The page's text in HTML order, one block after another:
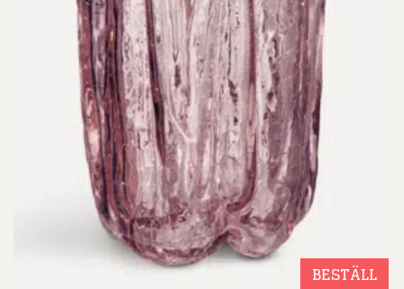
BESTÄLL